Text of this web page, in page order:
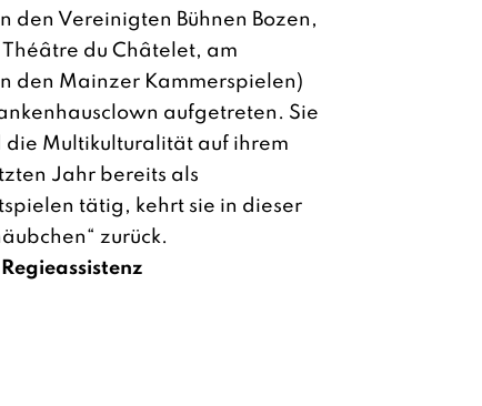
den Vereinigten Bühnen Bozen,
du Châtelet, am
den Mainzer Kammerspielen)
aufgetreten. Sie
Multikulturalität auf ihrem
Jahr bereits als
tätig, kehrt sie in dieser
zurück.